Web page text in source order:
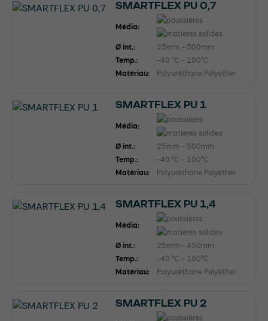
SMARTFLEX PU 0,7
Média:
Ø int.:
25mm - 500mm
Temp.:
-40 °C - 100°C
Matériau:
Polyuréthane Polyéther
SMARTFLEX PU 1
Média:
Ø int.:
25mm - 500mm
Temp.:
-40 °C - 100°C
Matériau:
Polyuréthane Polyéther
SMARTFLEX PU 1,4
Média:
Ø int.:
25mm - 450mm
Temp.:
-40 °C - 100°C
Matériau:
Polyuréthane Polyéther
SMARTFLEX PU 2